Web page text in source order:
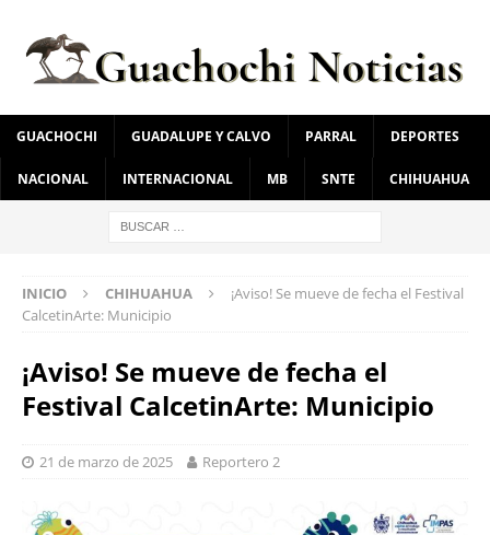
GUACHOCHI GUADALUPE Y CALVO PARRAL DEPORTES
NACIONAL INTERNACIONAL MB SNTE CHIHUAHUA
INICIO CHIHUAHUA
¡Aviso! Se mueve de fecha el Festival
CalcetinArte: Municipio
¡Aviso! Se mueve de fecha el
Festival CalcetinArte: Municipio
21 de marzo de 2025 Reportero 2